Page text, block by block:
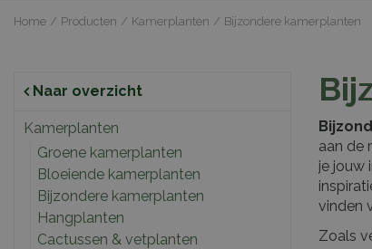
Home Producten Kamerplanten Bijzondere kamerplanten
aan de
je jouw
vinden
Zoals
Naar overzicht
Kamerplanten
Groene kamerplanten
Bloeiende kamerplanten
Bijzondere kamerplanten
Hangplanten
Cactussen & vetplanten